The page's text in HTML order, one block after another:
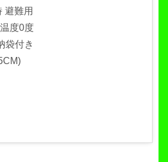
避難用
度0度
袋付き